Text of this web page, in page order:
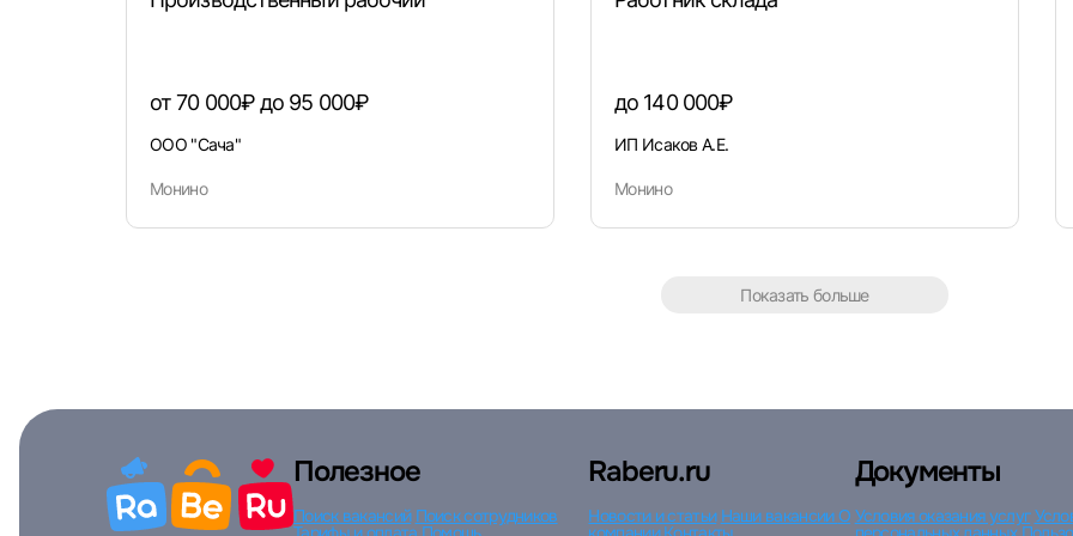
от 70 000₽ до 95 000₽
ООО "Сача"
Монино
до 140 000₽
ИП Исаков А.Е.
Монино
Показать больше
Полезное
Поиск вакансий Поиск сотрудников
Raberu.ru
Новости и статьи Наши вакансииО
Документы
Условия оказания услуг